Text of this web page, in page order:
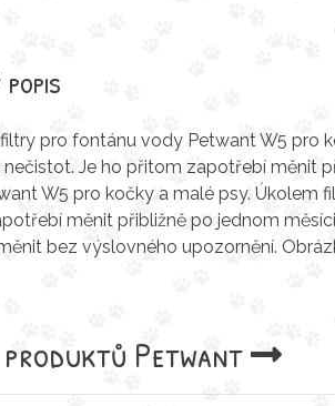
filtry pro fontánu vody Petwant W5 pro
Je ho přitom zapotřebí měnit
W5 pro kočky a malé psy. Úkolem
měnit přibližně po jednom
bez výslovného upozornění.
Petwant